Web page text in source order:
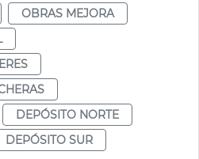
OBRAS MEJORA
DEPÓSITO NORTE
DEPÓSITO SUR